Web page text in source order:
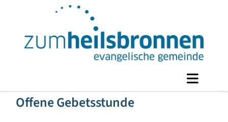
Offene Gebetsstunde